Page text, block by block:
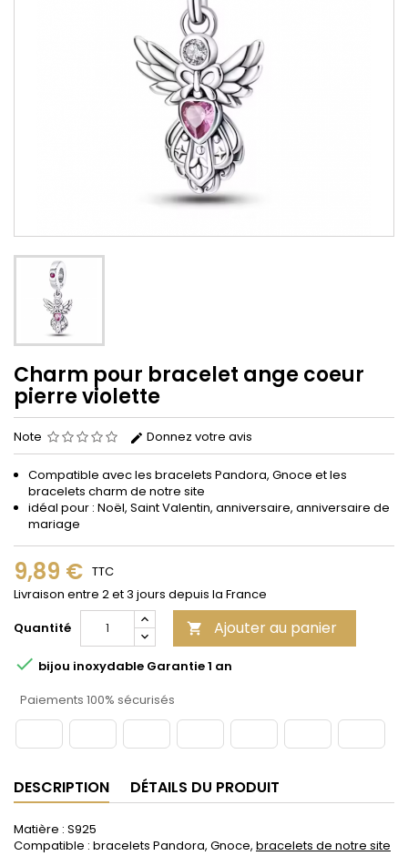
Charm pour bracelet ange coeur
pierre violette
Note Donnez votre avis
Compatible avec les bracelets Pandora, Gnoce et les
bracelets charm de notre site
idéal pour : Noël, Saint Valentin, anniversaire, anniversaire de
mariage
9,89 € TTC
Livraison entre 2 et 3 jours depuis la France
Quantité
 Ajouter au panier
 bijou inoxydable Garantie 1 an
Paiements 100% sécurisés
DESCRIPTION DÉTAILS DU PRODUIT
Matière : S925
Compatible : bracelets Pandora, Gnoce, bracelets de notre site